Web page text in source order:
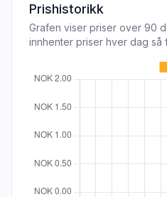
Prishistorikk
Grafen viser priser over 90
innhenter priser hver dag så